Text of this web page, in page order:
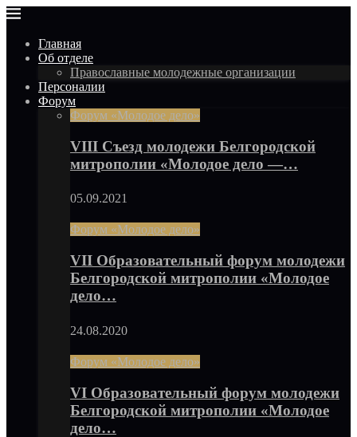
Главная
Об отделе
Православные молодежные организации
Персоналии
Форум
Форум «Молодое дело»
VIII Съезд молодежи Белгородской
митрополии «Молодое дело —…
05.09.2021
Форум «Молодое дело»
VII Образовательный форум молодежи
Белгородской митрополии «Молодое
дело…
24.08.2020
Форум «Молодое дело»
VI Образовательный форум молодежи
Белгородской митрополии «Молодое
дело…